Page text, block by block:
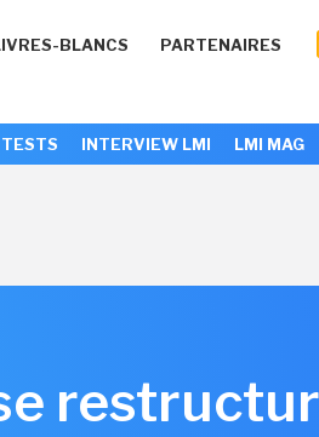
BLANCS PARTENAIRES
TESTS INTERVIEW LMI LMI MAG